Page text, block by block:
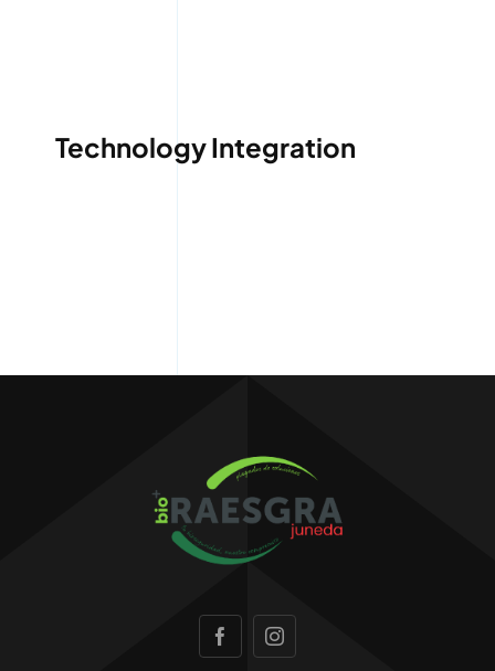
Technology Integration